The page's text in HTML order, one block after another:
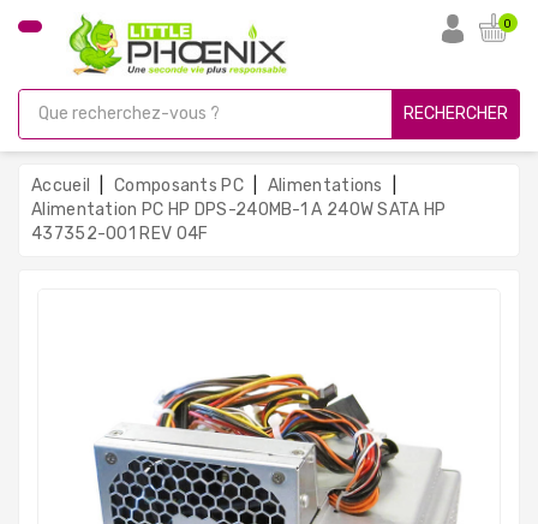
CATÉGORIE
Gamer
Unités
Centrales
Reconditionnées
0
RECHERCHER
Accueil Composants PC
Alimentations
Alimentation PC HP DPS-240MB-1 A 240W SATA HP
437352-001 REV 04F